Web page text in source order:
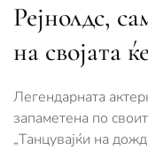
Рејнолдс,
на својата
Легендарната
запаметена по
„Танцувајќи на